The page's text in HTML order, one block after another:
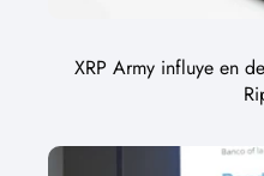
XRP Army influye en